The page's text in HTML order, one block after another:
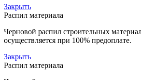
Закрыть
Распил материала
Черновой распил строительных
осуществляется при 100% предоплате.
Закрыть
Распил материала